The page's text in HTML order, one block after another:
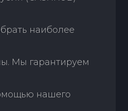
наиболее
Мы гарантируем
нашего